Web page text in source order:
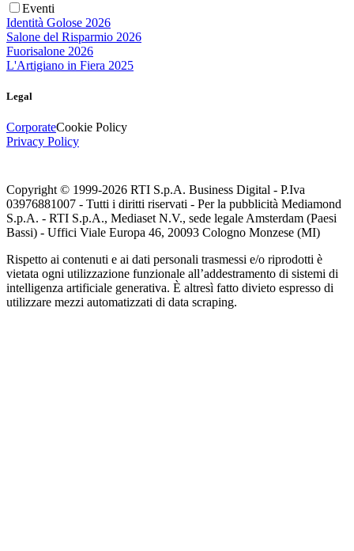
Eventi
Identità Golose 2026
Salone del Risparmio 2026
Fuorisalone 2026
L'Artigiano in Fiera 2025
Legal
CorporateCookie Policy
Privacy Policy
Copyright © 1999-2026 RTI S.p.A. Business Digital - P.Iva
03976881007 - Tutti i diritti riservati - Per la pubblicità Mediamond
S.p.A. - RTI S.p.A., Mediaset N.V., sede legale Amsterdam (Paesi
Bassi) - Uffici Viale Europa 46, 20093 Cologno Monzese (MI)
Rispetto ai contenuti e ai dati personali trasmessi e/o riprodotti è
vietata ogni utilizzazione funzionale all’addestramento di sistemi di
intelligenza artificiale generativa. È altresì fatto divieto espresso di
utilizzare mezzi automatizzati di data scraping.